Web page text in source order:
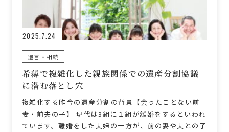
2025.7.24
遺言・相続
希薄で複雑化した親族関係での遺産分割協議
に潜む落とし穴
複雑化する昨今の遺産分割の背景【会ったことない前
妻・前夫の子】 現代は3組に１組が離婚をするといわれ
ています。離婚をした夫婦の一方が、前の妻や夫との子